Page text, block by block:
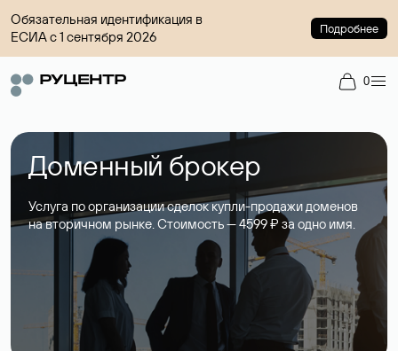
Обязательная идентификация в
ЕСИА с 1 сентября 2026
Подробнее
0
Доменный брокер
Услуга по организации сделок купли-продажи доменов
на вторичном рынке. Стоимость — 4599 ₽ за одно имя.